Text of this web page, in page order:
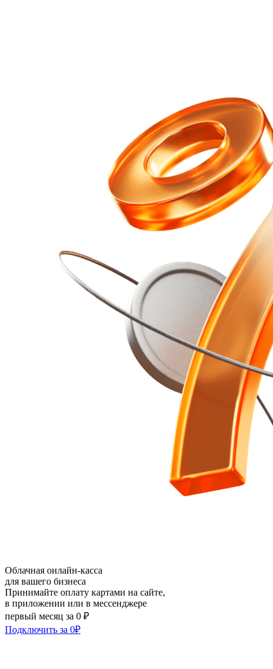
Облачная онлайн-касса
для вашего бизнеса
Принимайте оплату картами на сайте,
в приложении или в мессенджере
первый месяц за 0 ₽
Подключить за 0₽